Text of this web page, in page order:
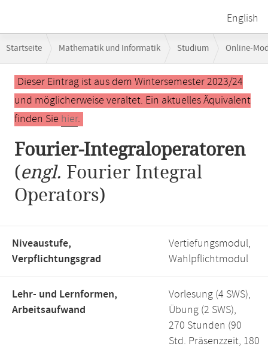
English
Navigation
Startseite Mathematik und Informatik Studium Online-
Hauptinhalt
Dieser Eintrag ist aus dem Wintersemester 2023/24
und möglicherweise veraltet. Ein aktuelles Äquivalent
finden Sie hier.
Fourier-Integraloperatoren
(engl. Fourier Integral
Operators)
Niveaustufe,
Verpflichtungsgrad
Vertiefungsmodul,
Wahlpflichtmodul
Lehr- und Lernformen,
Arbeitsaufwand
Vorlesung (4 SWS),
Übung (2 SWS),
270 Stunden (90
Std. Präsenzzeit, 180